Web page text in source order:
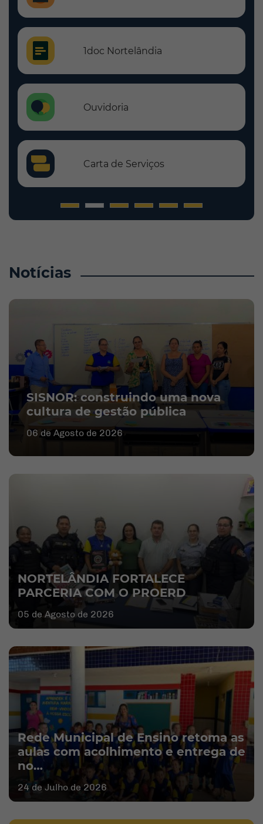
1doc Nortelândia
Ouvidoria
Carta de Serviços
Notícias
SISNOR: construindo uma nova
cultura de gestão pública
06 de Agosto de 2026
NORTELÂNDIA FORTALECE
PARCERIA COM O PROERD
05 de Agosto de 2026
Rede Municipal de Ensino retoma as
aulas com acolhimento e entrega de
no…
24 de Julho de 2026